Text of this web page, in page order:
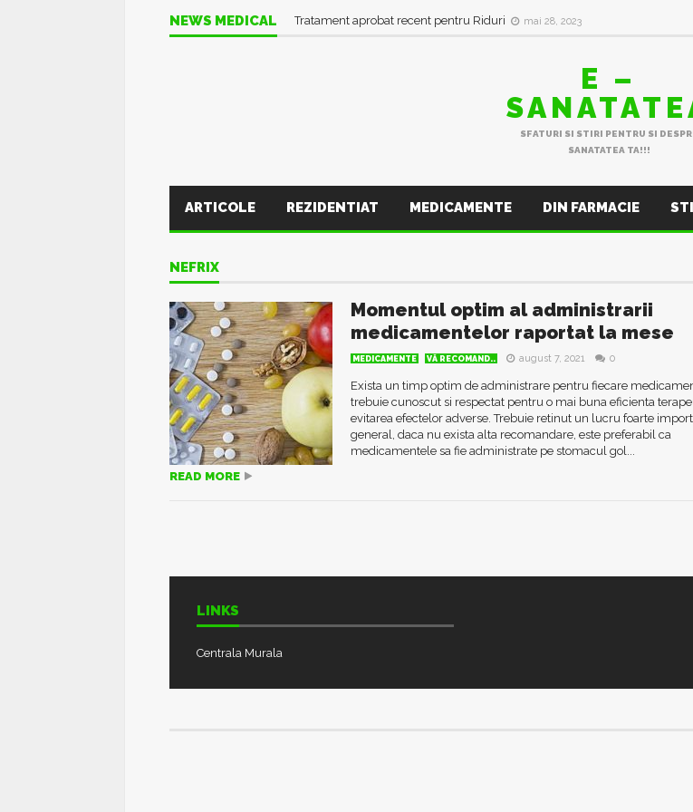
NEWS MEDICAL Tratament aprobat recent pentru Riduri mai 28, 2023
E –
SFATURI SI STIRI PENTRU SI
SANATATEA TA!!!
ARTICOLE REZIDENTIAT MEDICAMENTE DIN FARMACIE
NEFRIX
Momentul optim al administrarii
medicamentelor raportat la mese
MEDICAMENTE VĂ RECOMAND.. august 7, 2021 0
Exista un timp optim de administrare pentru fiecare
trebuie cunoscut si respectat pentru o mai buna eficienta
evitarea efectelor adverse. Trebuie retinut un lucru foarte
general, daca nu exista alta recomandare, este preferabil ca
medicamentele sa fie administrate pe stomacul gol...
READ MORE
LINKS
Centrala Murala